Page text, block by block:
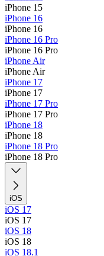
iPhone 15
iPhone 16
iPhone 16
iPhone 16 Pro
iPhone 16 Pro
iPhone Air
iPhone Air
iPhone 17
iPhone 17
iPhone 17 Pro
iPhone 17 Pro
iPhone 18
iPhone 18
iPhone 18 Pro
iPhone 18 Pro
iOS
iOS 17
iOS 17
iOS 18
iOS 18
iOS 18.1